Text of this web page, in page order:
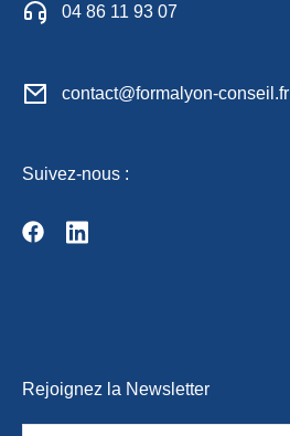
04 86 11 93 07
contact@formalyon-conseil.fr
Suivez-nous :
Rejoignez la Newsletter